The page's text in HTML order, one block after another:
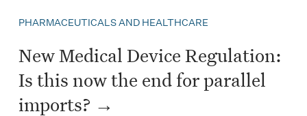
PHARMACEUTICALS AND HEALTHCARE
New Medical Device Regulation:
Is this now the end for parallel
imports?